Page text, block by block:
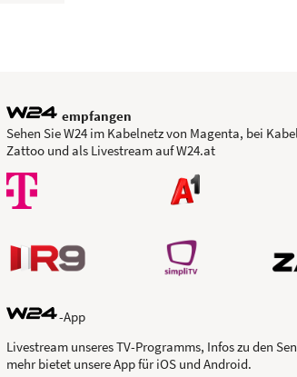
empfangen
Sehen Sie W24 im Kabelnetz von Magenta, bei
Zattoo und als Livestream auf W24.at
-App
Livestream unseres TV-Programms, Infos zu den
mehr bietet unsere App für iOS und Android.